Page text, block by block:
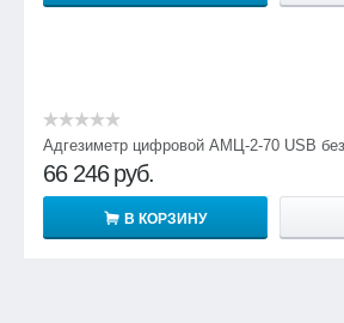
Адгезиметр цифровой АМЦ-2-70 USB
66 246 руб.
В КОРЗИНУ